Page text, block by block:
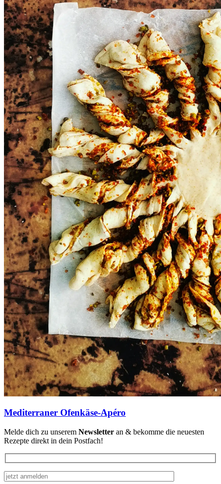
Mediterraner Ofenkäse-Apéro
Melde dich zu unserem Newsletter an & bekomme die neuesten
Rezepte direkt in dein Postfach!